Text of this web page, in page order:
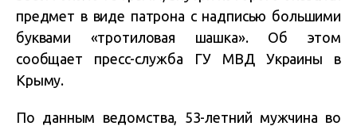
предмет в виде патрона с надписью большими
буквами «тротиловая шашка». Об этом
сообщает пресс-служба ГУ МВД Украины в
Крыму.
По данным ведомства, 53-летний мужчина во